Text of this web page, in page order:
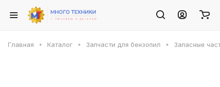
Главная Каталог Запчасти для бензопил Запасные